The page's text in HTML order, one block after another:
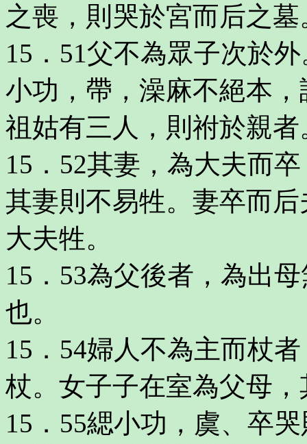
之喪，則哭於宮而后之墓
15．51父不為眾子次於
小功，帶，澡麻不絕本
祖姑有三人，則祔於親者
15．52其妻，為大夫而
其妻則不易牲。妻卒而
大夫牲。
15．53為父後者，為出
也。
15．54婦人不為主而杖
杖。女子子在室為父母
15．55緦小功，虞、卒